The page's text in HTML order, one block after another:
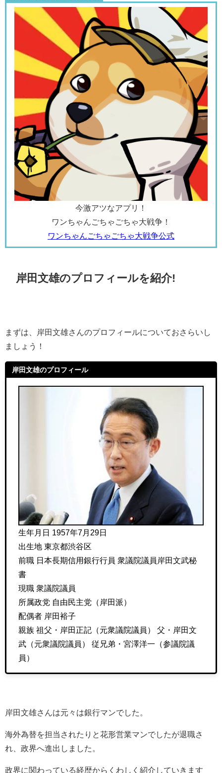
今激アツなアプリ！
ワンちゃんごちゃごちゃ大戦争！
ワンちゃんごちゃごちゃ大戦争公式
岸田文雄のプロフィールを紹介!
まずは、岸田文雄さんのプロフィールについておさらいし
ましょう！
岸田文雄のプロフィール
生年月日 1957年7月29日
出生地 東京都渋谷区
前職 日本長期信用銀行行員 衆議院議員岸田文武秘
書
現職 衆議院議員
所属政党 自由民主党（岸田派）
配偶者 岸田裕子
親族 祖父・岸田正記（元衆議院議員） 父・岸田文
武（元衆議院議員） 従兄弟・宮澤洋一（参議院議
員）
岸田文雄さんは元々は銀行マンでした。
海外為替を担当されたりと花形営業マンでしたが退職さ
れ、政界へ進出しました。
政界に関わっている経歴からくわしく紹介していきます